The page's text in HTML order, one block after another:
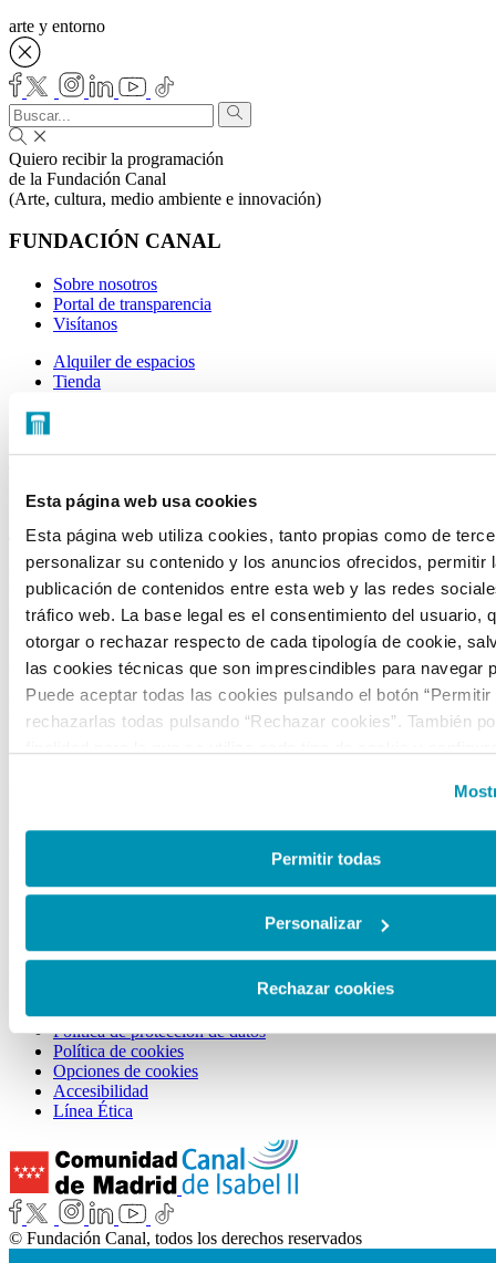
Esta página web usa cookies
Esta página web utiliza cookies, tanto propias como de
personalizar su contenido y los anuncios ofrecidos, permitir
publicación de contenidos entre esta web y las redes
tráfico web. La base legal es el consentimiento del usuario,
otorgar o rechazar respecto de cada tipología de cookie,
las cookies técnicas que son imprescindibles para navegar
Puede aceptar todas las cookies pulsando el botón “Permitir
rechazarlas todas pulsando “Rechazar cookies”. También
la web, responsable del tratamiento de las cookies, y sus
accesibles en elAviso Legal. Puede obtener más
de cookies en esta web haciendo clicaquí.
Permitir todas
Personalizar
Rechazar cookies
arte y entorno
Quiero recibir la programación
de la Fundación Canal
(Arte, cultura, medio ambiente e innovación)
FUNDACIÓN CANAL
Sobre nosotros
Portal de transparencia
Visítanos
Alquiler de espacios
Tienda
CONTACTO
28036 Madrid
Tel.: +34 91 545 15 01
Email:
info@fundacioncanal.es
HORARIOS
Oficina:de lunes a viernes de 9 a 18 h.
EXPOSICIONES
Sala Mateo Inurria 2:
De martes a viernes, de 11:00 a 21:00h.
ENLACES DE INTERÉS
Política de protección de datos
Política de cookies
Opciones de cookies
Accesibilidad
Línea Ética
© Fundación Canal, todos los derechos reservados